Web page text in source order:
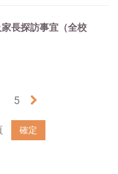
長探訪事宜（全校
5 »
確定